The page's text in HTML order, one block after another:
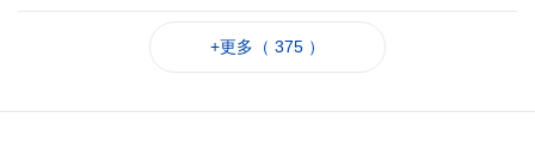
+更多（ 375 ）